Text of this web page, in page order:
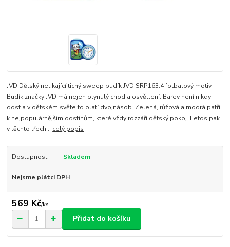
JVD Dětský netikající tichý sweep budík JVD SRP163.4 fotbalový motiv
Budík značky JVD má nejen plynulý chod a osvětlení. Barev není nikdy
dost a v dětském světe to platí dvojnásob. Zelená, růžová a modrá patří
k nejpopulárnějším odstínům, které vždy rozzáří dětský pokoj. Letos pak
v těchto třech... celý popis
Dostupnost Skladem
Nejsme plátci DPH
569 Kč/ks
Přidat do košíku